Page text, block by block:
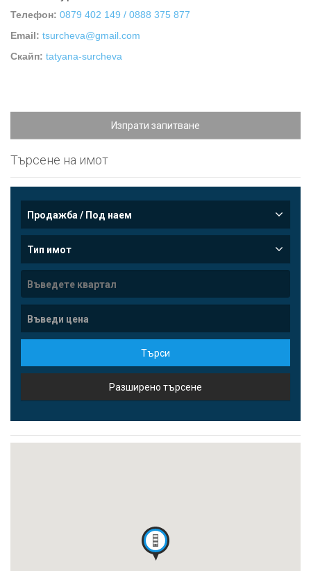
Телефон: 0879 402 149 / 0888 375 877
Email: tsurcheva@gmail.com
Скайп: tatyana-surcheva
Изпрати запитване
Търсене на имот
Продажба / Под наем
Тип имот
Търси
Разширено търсене